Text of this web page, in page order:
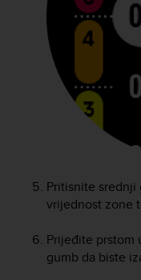
Pritisnite
vrijednost zone
Prijeđite prstom
gumb da biste